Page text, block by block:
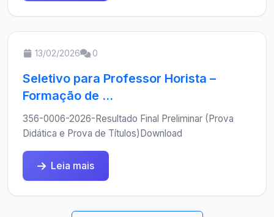
13/02/2026 0
Seletivo para Professor Horista –
Formação de ...
356-0006-2026-Resultado Final Preliminar (Prova
Didática e Prova de Títulos)Download
Leia mais